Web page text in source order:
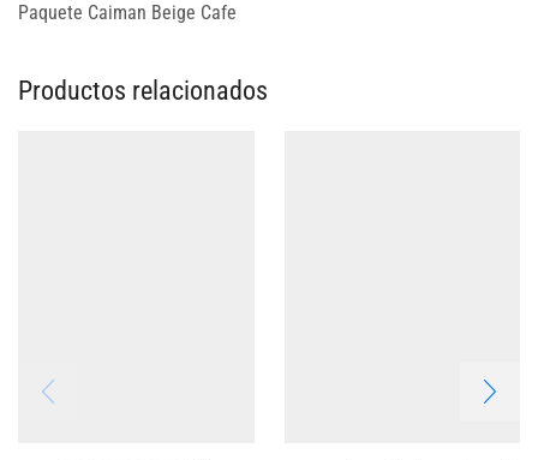
Paquete Caiman Beige Cafe
Productos relacionados